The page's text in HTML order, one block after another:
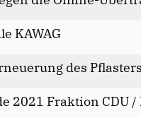
KAWAG
des
2021 Fraktion CDU /